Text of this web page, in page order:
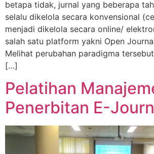
betapa tidak, jurnal yang beberapa
selalu dikelola secara konvensional
menjadi dikelola secara online/
salah satu platform yakni Open
Melihat perubahan paradigma
[…]
Pelatihan
Penerbitan E-